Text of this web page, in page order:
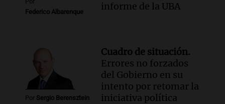
Federico Albarenque
informe de la UBA
Por Sergio Berensztein
Cuadro de situación.
Errores no forzados
del Gobierno en su
intento por retomar la
iniciativa política